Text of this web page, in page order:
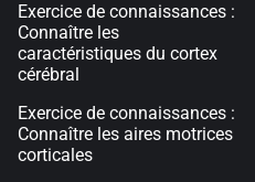
Exercice de connaissances :
Connaître les
caractéristiques du cortex
cérébral
Exercice de connaissances :
Connaître les aires motrices
corticales